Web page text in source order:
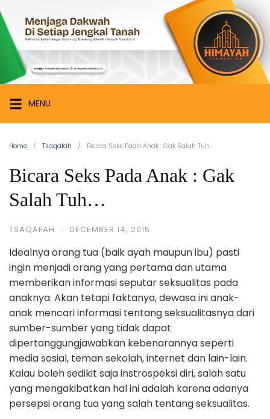
to
content
Himayah
Foundation
Menjaga
Dakwah
di
Setiap
Jengkal
MENU
Home Tsaqafah Bicara Seks Pada Anak : Gak Salah Tuh…
Bicara Seks Pada Anak : Gak
Salah Tuh…
TSAQAFAH · DECEMBER 14, 2015
Idealnya orang tua (baik ayah maupun ibu) pasti
ingin menjadi orang yang pertama dan utama
memberikan informasi seputar seksualitas pada
anaknya. Akan tetapi faktanya, dewasa ini anak-
anak mencari informasi tentang seksualitasnya dari
sumber-sumber yang tidak dapat
dipertanggungjawabkan kebenarannya seperti
media sosial, teman sekolah, internet dan lain-lain.
Kalau boleh sedikit saja instrospeksi diri, salah satu
yang mengakibatkan hal ini adalah karena adanya
persepsi orang tua yang salah tentang seksualitas.